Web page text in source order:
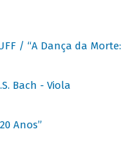
/ “A Dança da Morte:
Bach - Viola
Anos”